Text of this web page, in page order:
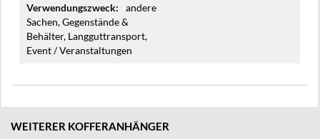
andere
Sachen, Gegenstände &
Behälter, Langguttransport,
Event / Veranstaltungen
WEITERER KOFFERANHÄNGER